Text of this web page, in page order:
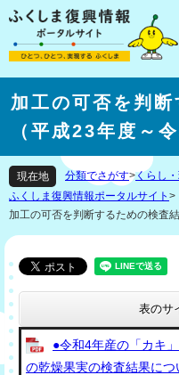
加工の可否を判
（平成23年度～
現在地 分類でさがす>くらし
ふくしま復興情報ポータルサイト >
加工の可否を判断するための検査
表のサ
●令和4年産の「カキ
の乾燥果実の検査結果に